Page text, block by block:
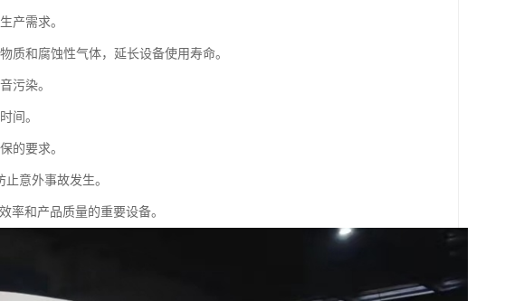
产需求。
质和腐蚀性气体，延长设备使用寿命。
污染。
间。
的要求。
意外事故发生。
率和产品质量的重要设备。